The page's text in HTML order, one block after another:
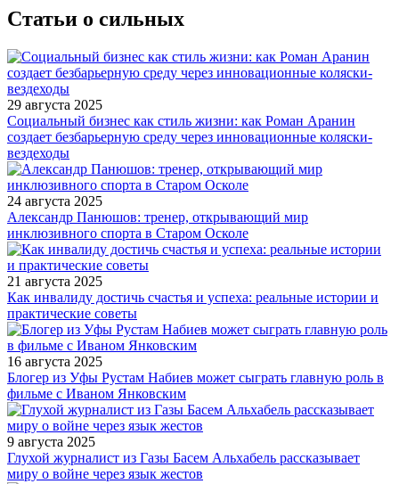
Статьи о сильных
29 августа 2025
Социальный бизнес как стиль жизни: как Роман Аранин
создает безбарьерную среду через инновационные коляски-
вездеходы
24 августа 2025
Александр Панюшов: тренер, открывающий мир
инклюзивного спорта в Старом Осколе
21 августа 2025
Как инвалиду достичь счастья и успеха: реальные истории и
практические советы
16 августа 2025
Блогер из Уфы Рустам Набиев может сыграть главную роль в
фильме с Иваном Янковским
9 августа 2025
Глухой журналист из Газы Басем Альхабель рассказывает
миру о войне через язык жестов